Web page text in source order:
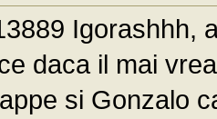
Igorashhh,
daca il mai
si Gonzalo